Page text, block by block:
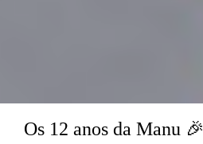
Os 12 anos da Manu 🎉